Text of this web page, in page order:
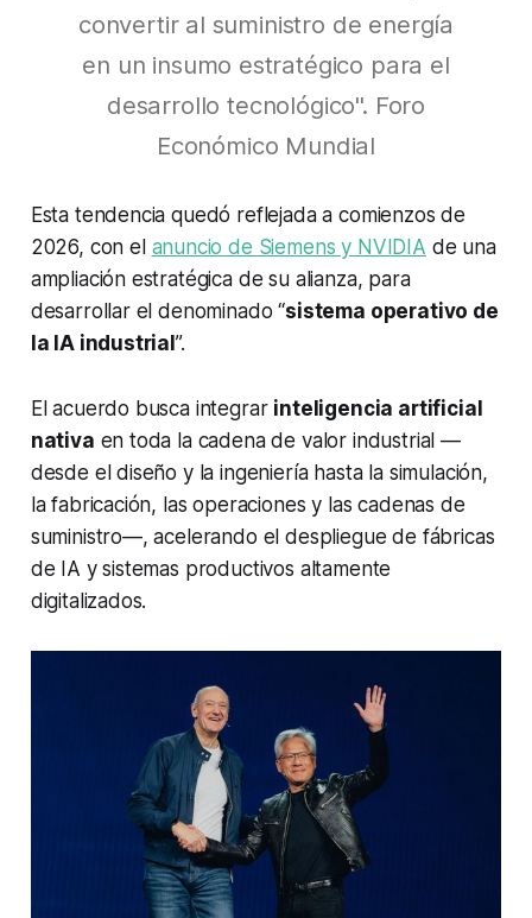
convertir al suministro de energía
en un insumo estratégico para el
desarrollo tecnológico". Foro
Económico Mundial
Esta tendencia quedó reflejada a comienzos de
2026, con el anuncio de Siemens y NVIDIA de una
ampliación estratégica de su alianza, para
desarrollar el denominado “sistema operativo de
la IA industrial”.
El acuerdo busca integrar inteligencia artificial
nativa en toda la cadena de valor industrial —
desde el diseño y la ingeniería hasta la simulación,
la fabricación, las operaciones y las cadenas de
suministro—, acelerando el despliegue de fábricas
de IA y sistemas productivos altamente
digitalizados.